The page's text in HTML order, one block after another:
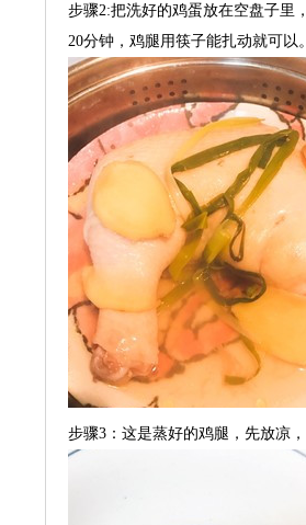
步骤2:把洗好的鸡蛋放在空盘子里
20分钟，鸡腿用筷子能扎动就可以
步骤3：这是蒸好的鸡腿，先放凉